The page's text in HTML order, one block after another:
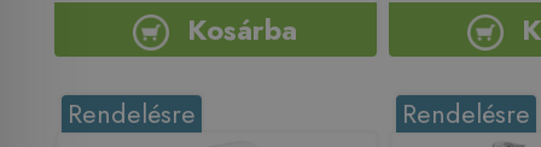
Kosárba
Rendelésre Rendelésre